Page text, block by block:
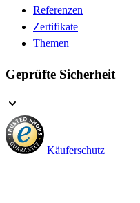
Referenzen
Zertifikate
Themen
Geprüfte Sicherheit
Käuferschutz